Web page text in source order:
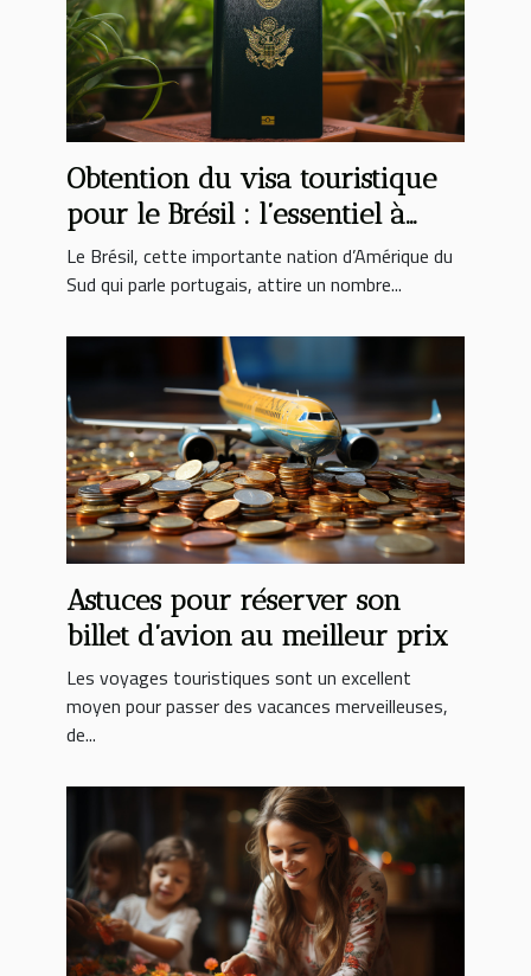
Obtention du visa touristique
pour le Brésil : l’essentiel à
savoir
Le Brésil, cette importante nation d’Amérique du
Sud qui parle portugais, attire un nombre...
Astuces pour réserver son
billet d’avion au meilleur prix
Les voyages touristiques sont un excellent
moyen pour passer des vacances merveilleuses,
de...